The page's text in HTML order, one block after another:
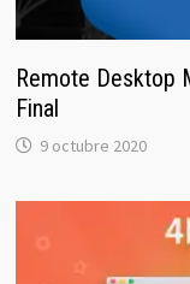
Remote Desktop
Final
9 octubre 2020